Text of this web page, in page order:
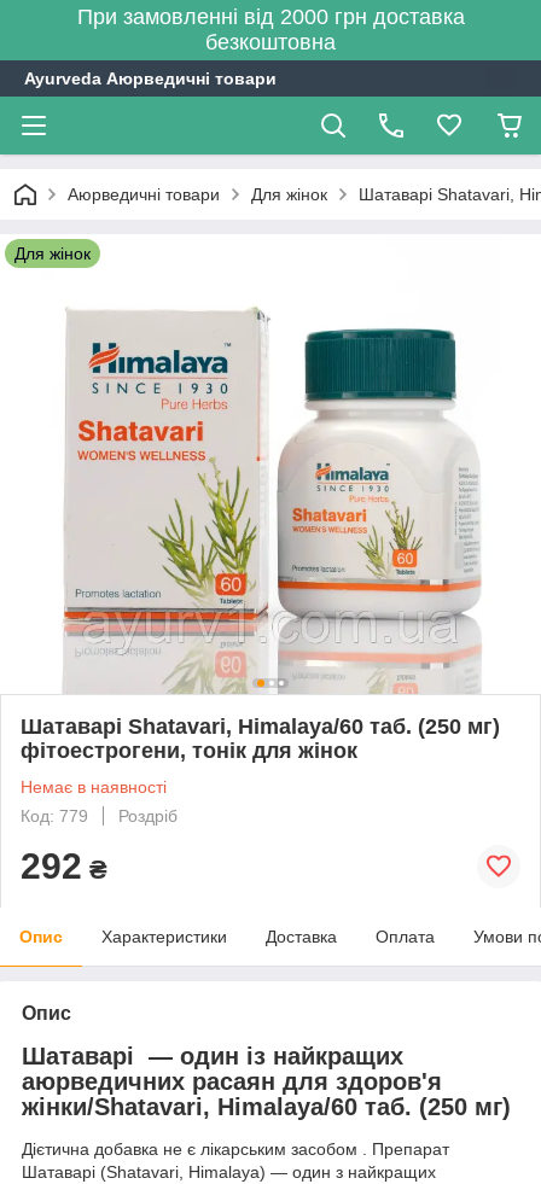
При замовленні від 2000 грн доставка
безкоштовна
Ayurveda Аюрведичні товари
Аюрведичні товари Для жінок Шатаварі Shatavari,
Для жінок
Шатаварі Shatavari, Himalaya/60 таб. (250 мг)
фітоестрогени, тонік для жінок
Немає в наявності
Код: 779
Роздріб
292 ₴
Опис Характеристики Доставка Оплата Умови
Опис
Шатаварі — один із найкращих
аюрведичних расаян для здоров'я
жінки/Shatavari, Himalaya/60 таб. (250 мг)
Дієтична добавка не є лікарським засобом . Препарат
Шатаварі (Shatavari, Himalaya) — один з найкращих